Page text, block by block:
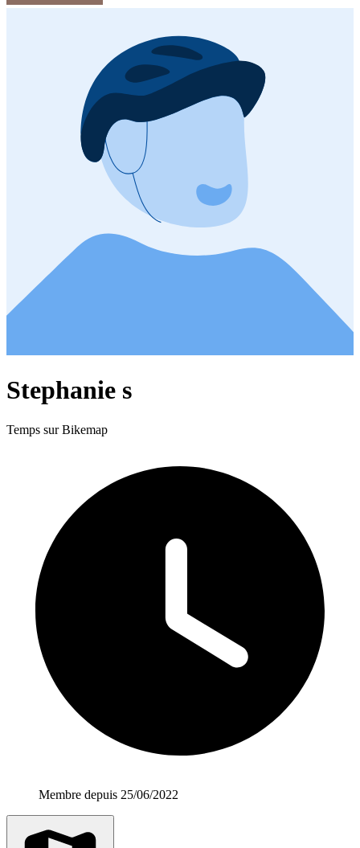
Stephanie s
Temps sur Bikemap
Membre depuis 25/06/2022